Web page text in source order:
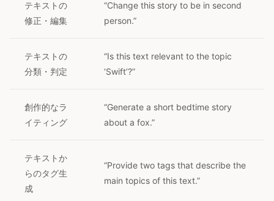
テキストの
修正・編集
“Change this story to be in second
person.”
テキストの
分類・判定
“Is this text relevant to the topic
‘Swift’?”
創作的なラ
イティング
“Generate a short bedtime story
about a fox.”
テキストか
らのタグ生
成
“Provide two tags that describe the
main topics of this text.”